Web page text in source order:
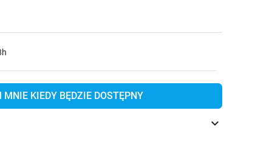
MNIE KIEDY BĘDZIE DOSTĘPNY
keyboard_arrow_down